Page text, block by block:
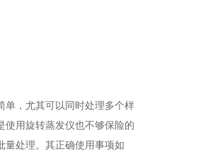
单，尤其可以同时处理多个样
使用旋转蒸发仪也不够保险的
量处理。其正确使用事项如